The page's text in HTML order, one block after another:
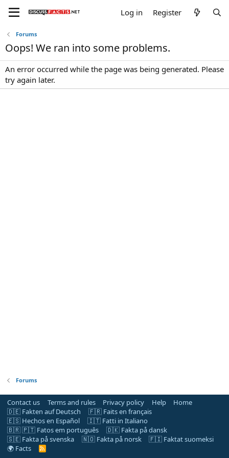
Log in Register
Forums
Oops! We ran into some problems.
An error occurred while the page was being generated. Please
try again later.
Forums
Contact us Terms and rules Privacy policy Help
Home
🇩🇪 Fakten auf Deutsch
🇫🇷 Faits en français
🇪🇸 Hechos en Español
🇮🇹 Fatti in Italiano
🇧🇷 🇵🇹 Fatos em português
🇩🇰 Fakta på dansk
🇸🇪 Fakta på svenska
🇳🇴 Fakta på norsk
🇫🇮 Faktat suomeksi
🌍 Facts
R